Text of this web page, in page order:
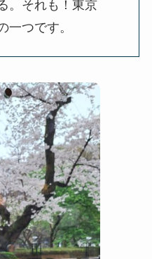
。それも！東京
つです。